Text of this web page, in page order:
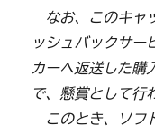
なお、このキャ
ッシュバックサー
カーへ返送した購
で、懸賞として行
このとき、ソフ